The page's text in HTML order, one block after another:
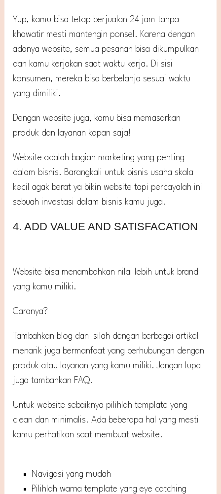
Yup, kamu bisa tetap berjualan 24 jam tanpa
khawatir mesti mantengin ponsel. Karena dengan
adanya website, semua pesanan bisa dikumpulkan
dan kamu kerjakan saat waktu kerja. Di sisi
konsumen, mereka bisa berbelanja sesuai waktu
yang dimiliki.
Dengan website juga, kamu bisa memasarkan
produk dan layanan kapan saja!
Website adalah bagian marketing yang penting
dalam bisnis. Barangkali untuk bisnis usaha skala
kecil agak berat ya bikin website tapi percayalah ini
sebuah investasi dalam bisnis kamu juga.
4. ADD VALUE AND SATISFACATION
Website bisa menambahkan nilai lebih untuk brand
yang kamu miliki.
Caranya?
Tambahkan blog dan isilah dengan berbagai artikel
menarik juga bermanfaat yang berhubungan dengan
produk atau layanan yang kamu miliki. Jangan lupa
juga tambahkan FAQ.
Untuk website sebaiknya pilihlah template yang
clean dan minimalis. Ada beberapa hal yang mesti
kamu perhatikan saat membuat website.
Navigasi yang mudah
Pilihlah warna template yang eye catching